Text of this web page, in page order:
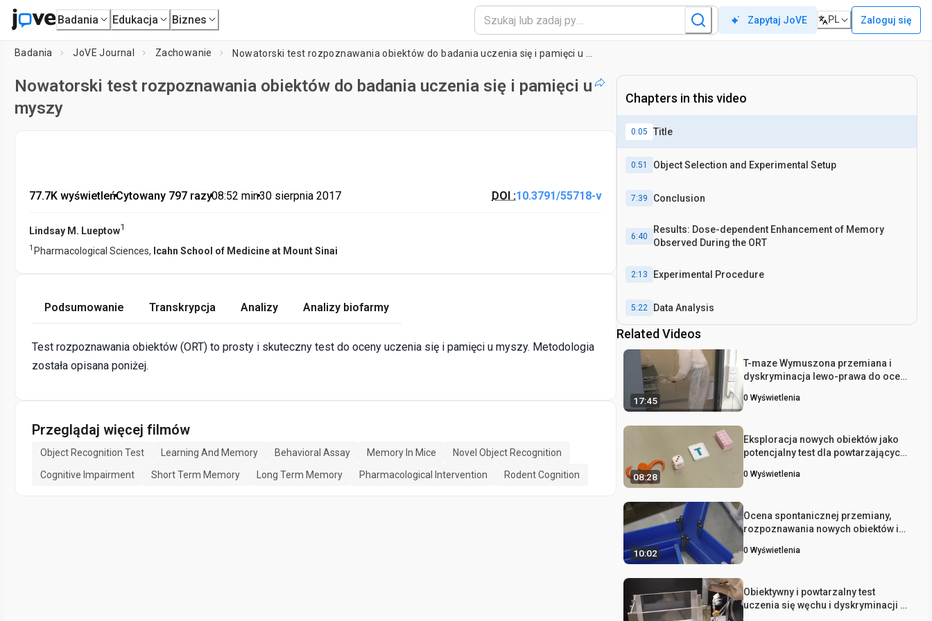
Badania Edukacja Biznes Zapytaj JoVE PL Zaloguj się
Badania JoVE Journal Zachowanie
Nowatorski test rozpoznawania obiektów do badania uczenia się i pamięci u
myszy
77.7K wyświetleń•Cytowany 797 razy•08:52 min•30 sierpnia 2017 DOI :10.3791/55718-v
Lindsay M. Lueptow1
1 Pharmacological Sciences, Icahn School of Medicine at Mount Sinai
Podsumowanie Transkrypcja Analizy Analizy biofarmy
Test rozpoznawania obiektów (ORT) to prosty i skuteczny test do oceny uczenia się i pamięci u myszy. Metodologia
została opisana poniżej.
Przeglądaj więcej filmów
Object Recognition Test Learning And Memory Behavioral Assay Memory In Mice
Novel Object Recognition
Cognitive Impairment
Short Term Memory Long Term Memory Pharmacological Intervention Rodent Cognition
Chapters in this video
0:05 Title
0:51 Object Selection and Experimental Setup
7:39 Conclusion
6:40
Results: Dose-dependent Enhancement of Memory
Observed During the ORT
2:13 Experimental Procedure
5:22 Data Analysis
Related Videos
17:45
T-maze Wymuszona przemiana i
dyskryminacja lewo-prawa do oceny
myszy
0 Wyświetlenia
08:28
Eksploracja nowych obiektów jako
potencjalny test dla powtarzających
myszy
0 Wyświetlenia
10:02
Ocena spontanicznej przemiany,
rozpoznawania nowych obiektów i
transgenicznych mysich modelach
0 Wyświetlenia
Obiektywny i powtarzalny test
uczenia się węchu i dyskryminacji u